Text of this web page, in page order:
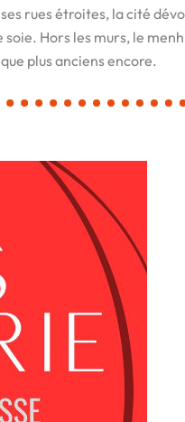
rues étroites, la cité
Hors les murs, le
plus anciens encore.